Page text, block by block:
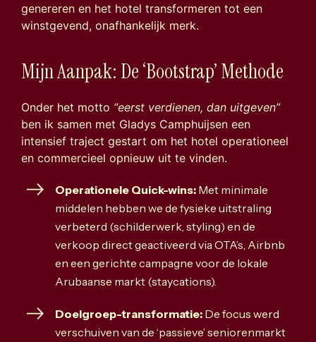
genereren en het hotel transformeren tot een
winstgevend, onafhankelijk merk.
Mijn Aanpak: De ‘Bootstrap’ Methode
Onder het motto “eerst verdienen, dan uitgeven”
ben ik samen met Gladys Camphuijsen een
intensief traject gestart om het hotel operationeel
en commercieel opnieuw uit te vinden.
Operationele Quick-wins: Met minimale
middelen hebben we de fysieke uitstraling
verbeterd (schilderwerk, styling) en de
verkoop direct geactiveerd via OTA’s, Airbnb
en een gerichte campagne voor de lokale
Arubaanse markt (staycations).
Doelgroep-transformatie: De focus werd
verschuiven van de ‘passieve’ seniorenmarkt